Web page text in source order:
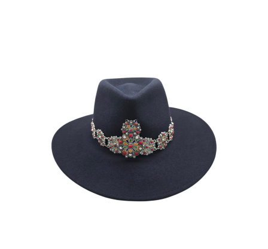
LALLA
195€